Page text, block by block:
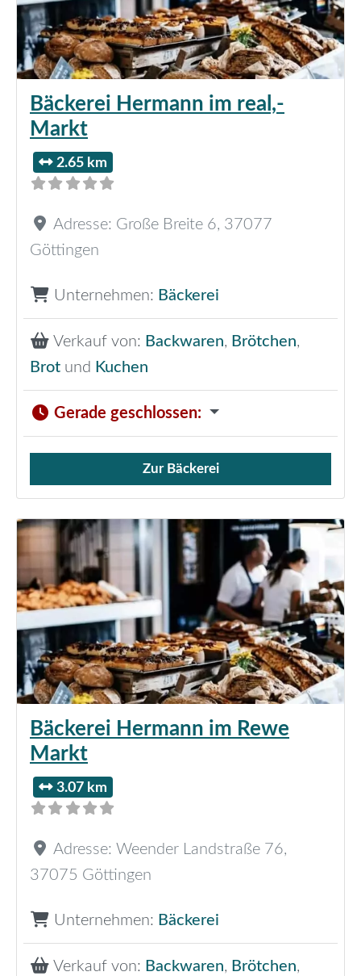
Bäckerei Hermann im real,-
Markt
2.65 km
Adresse: Große Breite 6, 37077
Göttingen
Unternehmen: Bäckerei
Verkauf von: Backwaren, Brötchen,
Brot und Kuchen
Gerade geschlossen:
Verkauf von Brötchen,
Zur Bäckerei
Bäckerei Hermann im Rewe
Markt
3.07 km
Adresse: Weender Landstraße 76,
37075 Göttingen
Unternehmen: Bäckerei
Verkauf von: Backwaren, Brötchen,